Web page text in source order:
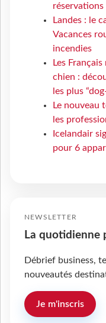
réservations
Landes : le
Vacances
incendies
Les
chien :
les plus
Le nouveau
les
Icelandair
pour 6
NEWSLETTER
La quotidienne
Débrief business,
nouveautés
Je m'inscris